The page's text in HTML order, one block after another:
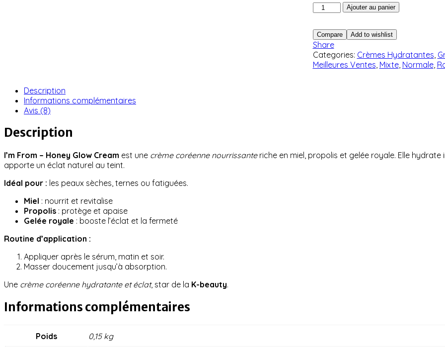
quantité
de
From
-
Honey
Glow
Ajouter au panier
Compare Add to wishlist
Share
Categories: Crèmes Hydratantes
Meilleures Ventes Mixte, Normale,
Description
Informations complémentaires
Avis (8)
Description
I’m From – Honey Glow Cream est une crème coréenne nourrissanteriche en miel, propolis et gelée royale. Elle hydrate
apporte un éclat naturel au teint.
Idéal pour : les peaux sèches, ternes ou fatiguées.
Miel : nourrit et revitalise
Propolis : protège et apaise
Gelée royale : booste l’éclat et la fermeté
Routine d’application :
Appliquer après le sérum, matin et soir.
Masser doucement jusqu’à absorption.
Une crème coréenne hydratante et éclat, star de la K-beauty.
Informations complémentaires
Poids 0,15 kg